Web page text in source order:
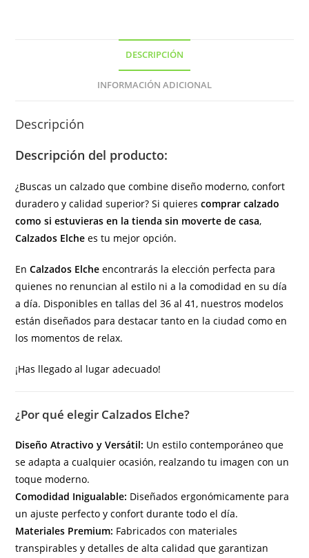
DESCRIPCIÓN
INFORMACIÓN ADICIONAL
Descripción
Descripción del producto:
¿Buscas un calzado que combine diseño moderno, confort
duradero y calidad superior? Si quierescomprar calzado
como si estuvieras en la tienda sin moverte de casa,
Calzados Elche es tu mejor opción.
EnCalzados Elche encontrarás la elección perfecta para
quienes no renuncian al estilo ni a la comodidad en su día
a día. Disponibles en tallas del 36 al 41, nuestros modelos
están diseñados para destacar tanto en la ciudad como en
los momentos de relax.
¡Has llegado al lugar adecuado!
¿Por qué elegir Calzados Elche?
Diseño Atractivo y Versátil: Un estilo contemporáneo que
se adapta a cualquier ocasión, realzando tu imagen con un
toque moderno.
Comodidad Inigualable: Diseñados ergonómicamente para
un ajuste perfecto y confort durante todo el día.
Materiales Premium: Fabricados con materiales
transpirables y detalles de alta calidad que garantizan